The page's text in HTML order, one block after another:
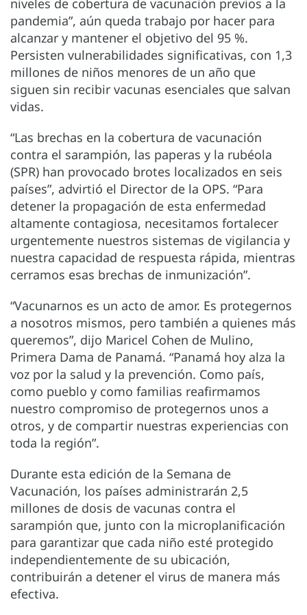
niveles de cobertura de vacunación previos a la
pandemia”, aún queda trabajo por hacer para
alcanzar y mantener el objetivo del 95 %.
Persisten vulnerabilidades significativas, con 1,3
millones de niños menores de un año que
siguen sin recibir vacunas esenciales que salvan
vidas.
“Las brechas en la cobertura de vacunación
contra el sarampión, las paperas y la rubéola
(SPR) han provocado brotes localizados en seis
países”, advirtió el Director de la OPS. “Para
detener la propagación de esta enfermedad
altamente contagiosa, necesitamos fortalecer
urgentemente nuestros sistemas de vigilancia y
nuestra capacidad de respuesta rápida, mientras
cerramos esas brechas de inmunización”.
“Vacunarnos es un acto de amor. Es protegernos
a nosotros mismos, pero también a quienes más
queremos”, dijo Maricel Cohen de Mulino,
Primera Dama de Panamá. “Panamá hoy alza la
voz por la salud y la prevención. Como país,
como pueblo y como familias reafirmamos
nuestro compromiso de protegernos unos a
otros, y de compartir nuestras experiencias con
toda la región”.
Durante esta edición de la Semana de
Vacunación, los países administrarán 2,5
millones de dosis de vacunas contra el
sarampión que, junto con la microplanificación
para garantizar que cada niño esté protegido
independientemente de su ubicación,
contribuirán a detener el virus de manera más
efectiva.